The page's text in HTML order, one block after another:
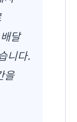
달
니다.
을